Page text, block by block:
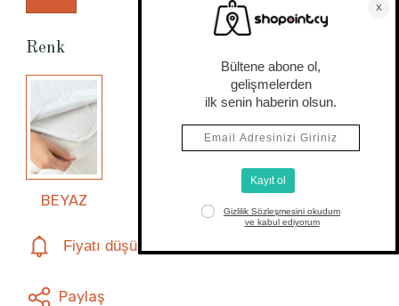
Renk
BEYAZ
Fiyatı düşünce haber ver
Paylaş